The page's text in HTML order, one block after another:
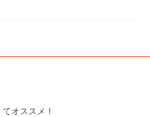
てオススメ！